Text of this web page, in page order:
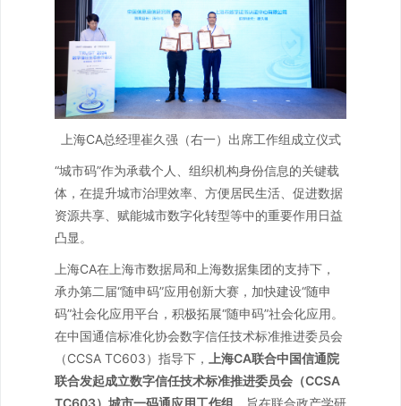
上海CA总经理崔久强（右一）出席工作组成立仪式
“城市码”作为承载个人、组织机构身份信息的关键载
体，在提升城市治理效率、方便居民生活、促进数据
资源共享、赋能城市数字化转型等中的重要作用日益
凸显。
上海CA在上海市数据局和上海数据集团的支持下，
承办第二届“随申码”应用创新大赛，加快建设“随申
码”社会化应用平台，积极拓展“随申码”社会化应用。
在中国通信标准化协会数字信任技术标准推进委员会
（CCSA TC603）指导下，
上海CA联合中国信通院
联合发起成立数字信任技术标准推进委员会（CCSA